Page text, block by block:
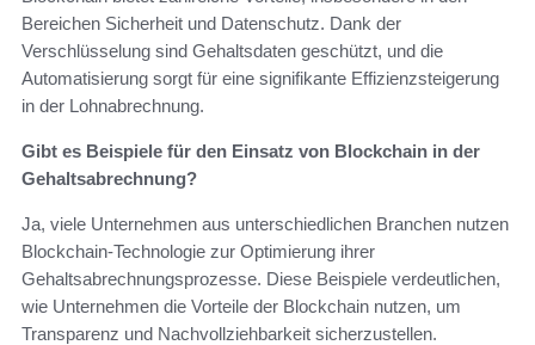
Bereichen Sicherheit und Datenschutz. Dank der
Verschlüsselung sind Gehaltsdaten geschützt, und die
Automatisierung sorgt für eine signifikante Effizienzsteigerung
in der Lohnabrechnung.
Gibt es Beispiele für den Einsatz von Blockchain in der
Gehaltsabrechnung?
Ja, viele Unternehmen aus unterschiedlichen Branchen nutzen
Blockchain-Technologie zur Optimierung ihrer
Gehaltsabrechnungsprozesse. Diese Beispiele verdeutlichen,
wie Unternehmen die Vorteile der Blockchain nutzen, um
Transparenz und Nachvollziehbarkeit sicherzustellen.